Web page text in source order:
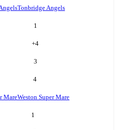
Tonbridge Angels
1
+4
3
4
MareWeston Super Mare
1